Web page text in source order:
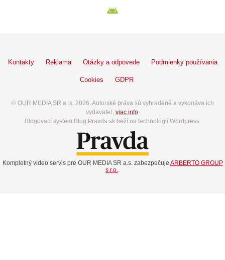
Kontakty Reklama Otázky a odpovede Podmienky používania
Cookies GDPR
© OUR MEDIA SR a. s. 2026. Autorské práva sú vyhradené a vykonáva ich
vydavateľ, viac info.
Blogovací systém Blog.Pravda.sk beží na technológií Wordpress.
Kompletný video servis pre OUR MEDIA SR a.s. zabezpečuje ARBERTO GROUP
s.r.o..